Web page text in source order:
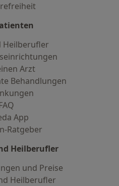
Heilberufler
Arzt
Behandlungen
App
Ratgeber
Heilberufler
und Preise
Heilberufler